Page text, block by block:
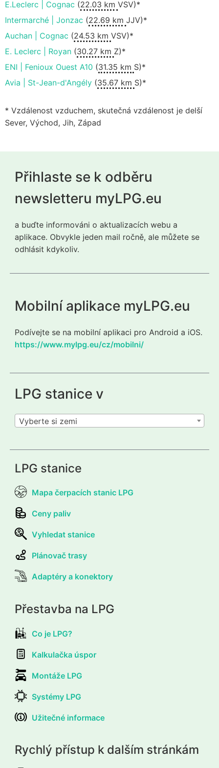
E.Leclerc | Cognac (22.03 km VSV)*
Intermarché | Jonzac (22.69 km JJV)*
Auchan | Cognac (24.53 km VSV)*
E. Leclerc | Royan (30.27 km Z)*
ENI | Fenioux Ouest A10 (31.35 km S)*
Avia | St-Jean-d'Angély (35.67 km S)*
* Vzdálenost vzduchem, skutečná vzdálenost je delší
Sever, Východ, Jih, Západ
Přihlaste se k odběru
newsletteru myLPG.eu
a buďte informováni o aktualizacích webu a
aplikace. Obvykle jeden mail ročně, ale můžete se
odhlásit kdykoliv.
Mobilní aplikace myLPG.eu
Podívejte se na mobilní aplikaci pro Android a iOS.
https://www.mylpg.eu/cz/mobilni/
LPG stanice v
Vyberte si zemi
LPG stanice
Mapa čerpacích stanic LPG
Ceny paliv
Vyhledat stanice
Plánovač trasy
Adaptéry a konektory
Přestavba na LPG
Co je LPG?
Kalkulačka úspor
Montáže LPG
Systémy LPG
Užitečné informace
Rychlý přístup k dalším stránkám